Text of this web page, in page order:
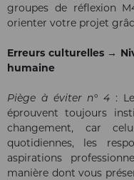
groupes de réflexion
orienter votre projet
Erreurs culturelles →
humaine
Piège à éviter n° 4 :
éprouvent toujours
changement, car
quotidiennes, les
aspirations
manière dont vous